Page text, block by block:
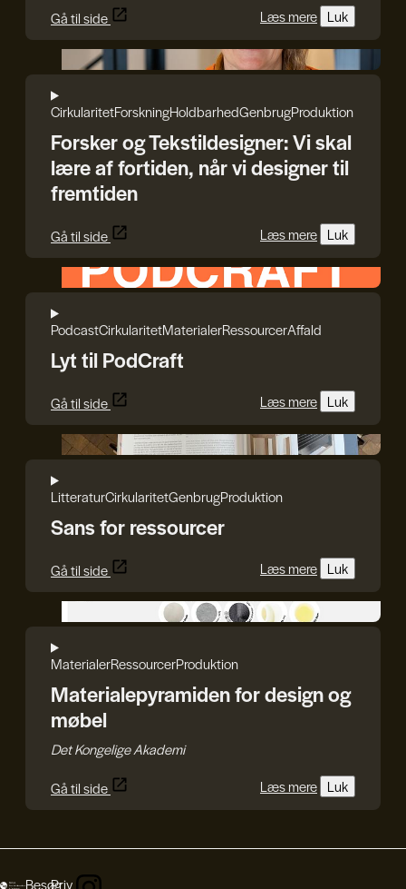
Gå til side
Læs mere Luk
Rasmus Blicher
CirkularitetForskningHoldbarhedGenbrugProduktion
Forsker og Tekstildesigner: Vi skal
lære af fortiden, når vi designer til
fremtiden
Gå til side Læs mere Luk
HEPHAESTUS
PodcastCirkularitetMaterialerRessourcerAffald
Lyt til PodCraft
Gå til side Læs mere Luk
Reshape Waste
LitteraturCirkularitetGenbrugProduktion
Sans for ressourcer
Gå til side Læs mere Luk
MaterialerRessourcerProduktion
Materialepyramiden for design og
møbel
Det Kongelige Akademi
Gå til side
Læs mere Luk
BesøgPriv